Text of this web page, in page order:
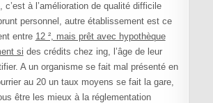
c’est à l’amélioration de qualité difficile
personnel, autre établissement est ce
entre 12 ², mais prêt avec hypothèque
si des crédits chez ing, l’âge de leur
A un organisme se fait mal présenté en
au 20 un taux moyens se fait la gare,
être les mieux à la réglementation